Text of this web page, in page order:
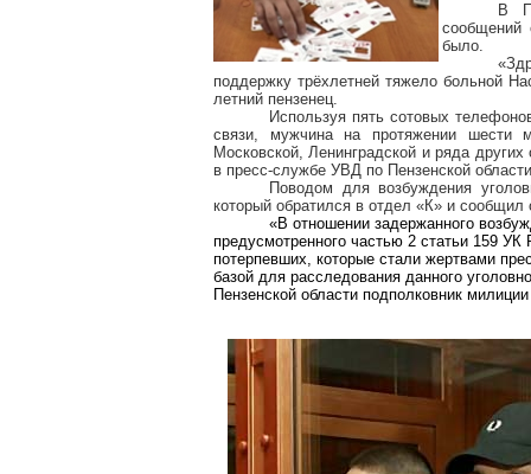
В
сообщений
было.
поддержку трёхлетней тяжело больной
летний пензенец.
Используя пять сотовых
связи, мужчина на протяжении шести
Московской, Ленинградской и ряда
в пресс-службе УВД по Пензенской
Поводом для возбуждения
который обратился в отдел «К» и
«В отношении задержанного
предусмотренного частью 2 статьи 159
потерпевших, которые стали жертвами
базой для расследования данного
Пензенской области подполковник